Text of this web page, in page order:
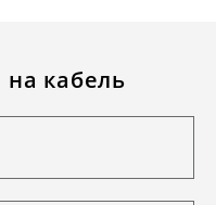
на кабель